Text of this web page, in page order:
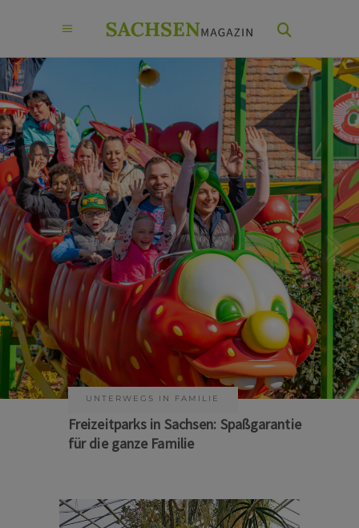
KUNST & KULTUR
Sommer auf Sachsens Theaterbühnen